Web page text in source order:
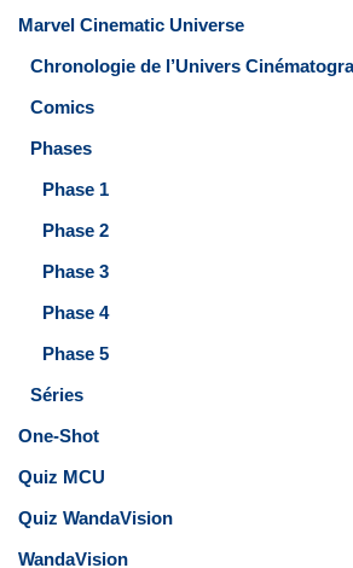
Marvel Cinematic Universe
Chronologie de l’Univers
Comics
Phases
Phase 1
Phase 2
Phase 3
Phase 4
Phase 5
Séries
One-Shot
Quiz MCU
Quiz WandaVision
WandaVision